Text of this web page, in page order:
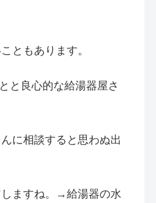
ともあります。
と良心的な給湯器屋さ
に相談すると思わぬ出
しますね。→給湯器の水